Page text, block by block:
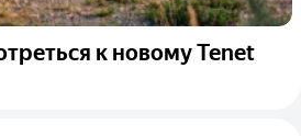
к новому Tenet